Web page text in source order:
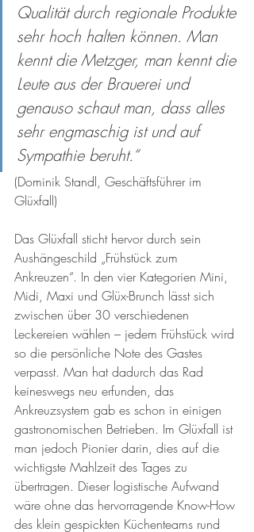
Qualität durch regionale Produkte
sehr hoch halten können. Man
kennt die Metzger, man kennt die
Leute aus der Brauerei und
genauso schaut man, dass alles
sehr engmaschig ist und auf
Sympathie beruht.“
(Dominik Standl, Geschäftsführer im
Glüxfall)
Das Glüxfall sticht hervor durch sein
Aushängeschild „Frühstück zum
Ankreuzen“. In den vier Kategorien Mini,
Midi, Maxi und Glüx-Brunch lässt sich
zwischen über 30 verschiedenen
Leckereien wählen – jedem Frühstück wird
so die persönliche Note des Gastes
verpasst. Man hat dadurch das Rad
keineswegs neu erfunden, das
Ankreuzsystem gab es schon in einigen
gastronomischen Betrieben. Im Glüxfall ist
man jedoch Pionier darin, dies auf die
wichtigste Mahlzeit des Tages zu
übertragen. Dieser logistische Aufwand
wäre ohne das hervorragende Know-How
des klein gespickten Küchenteams rund